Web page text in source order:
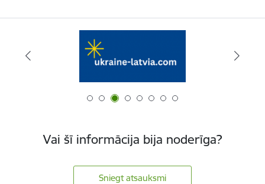
Vai šī informācija bija noderīga?
Sniegt atsauksmi